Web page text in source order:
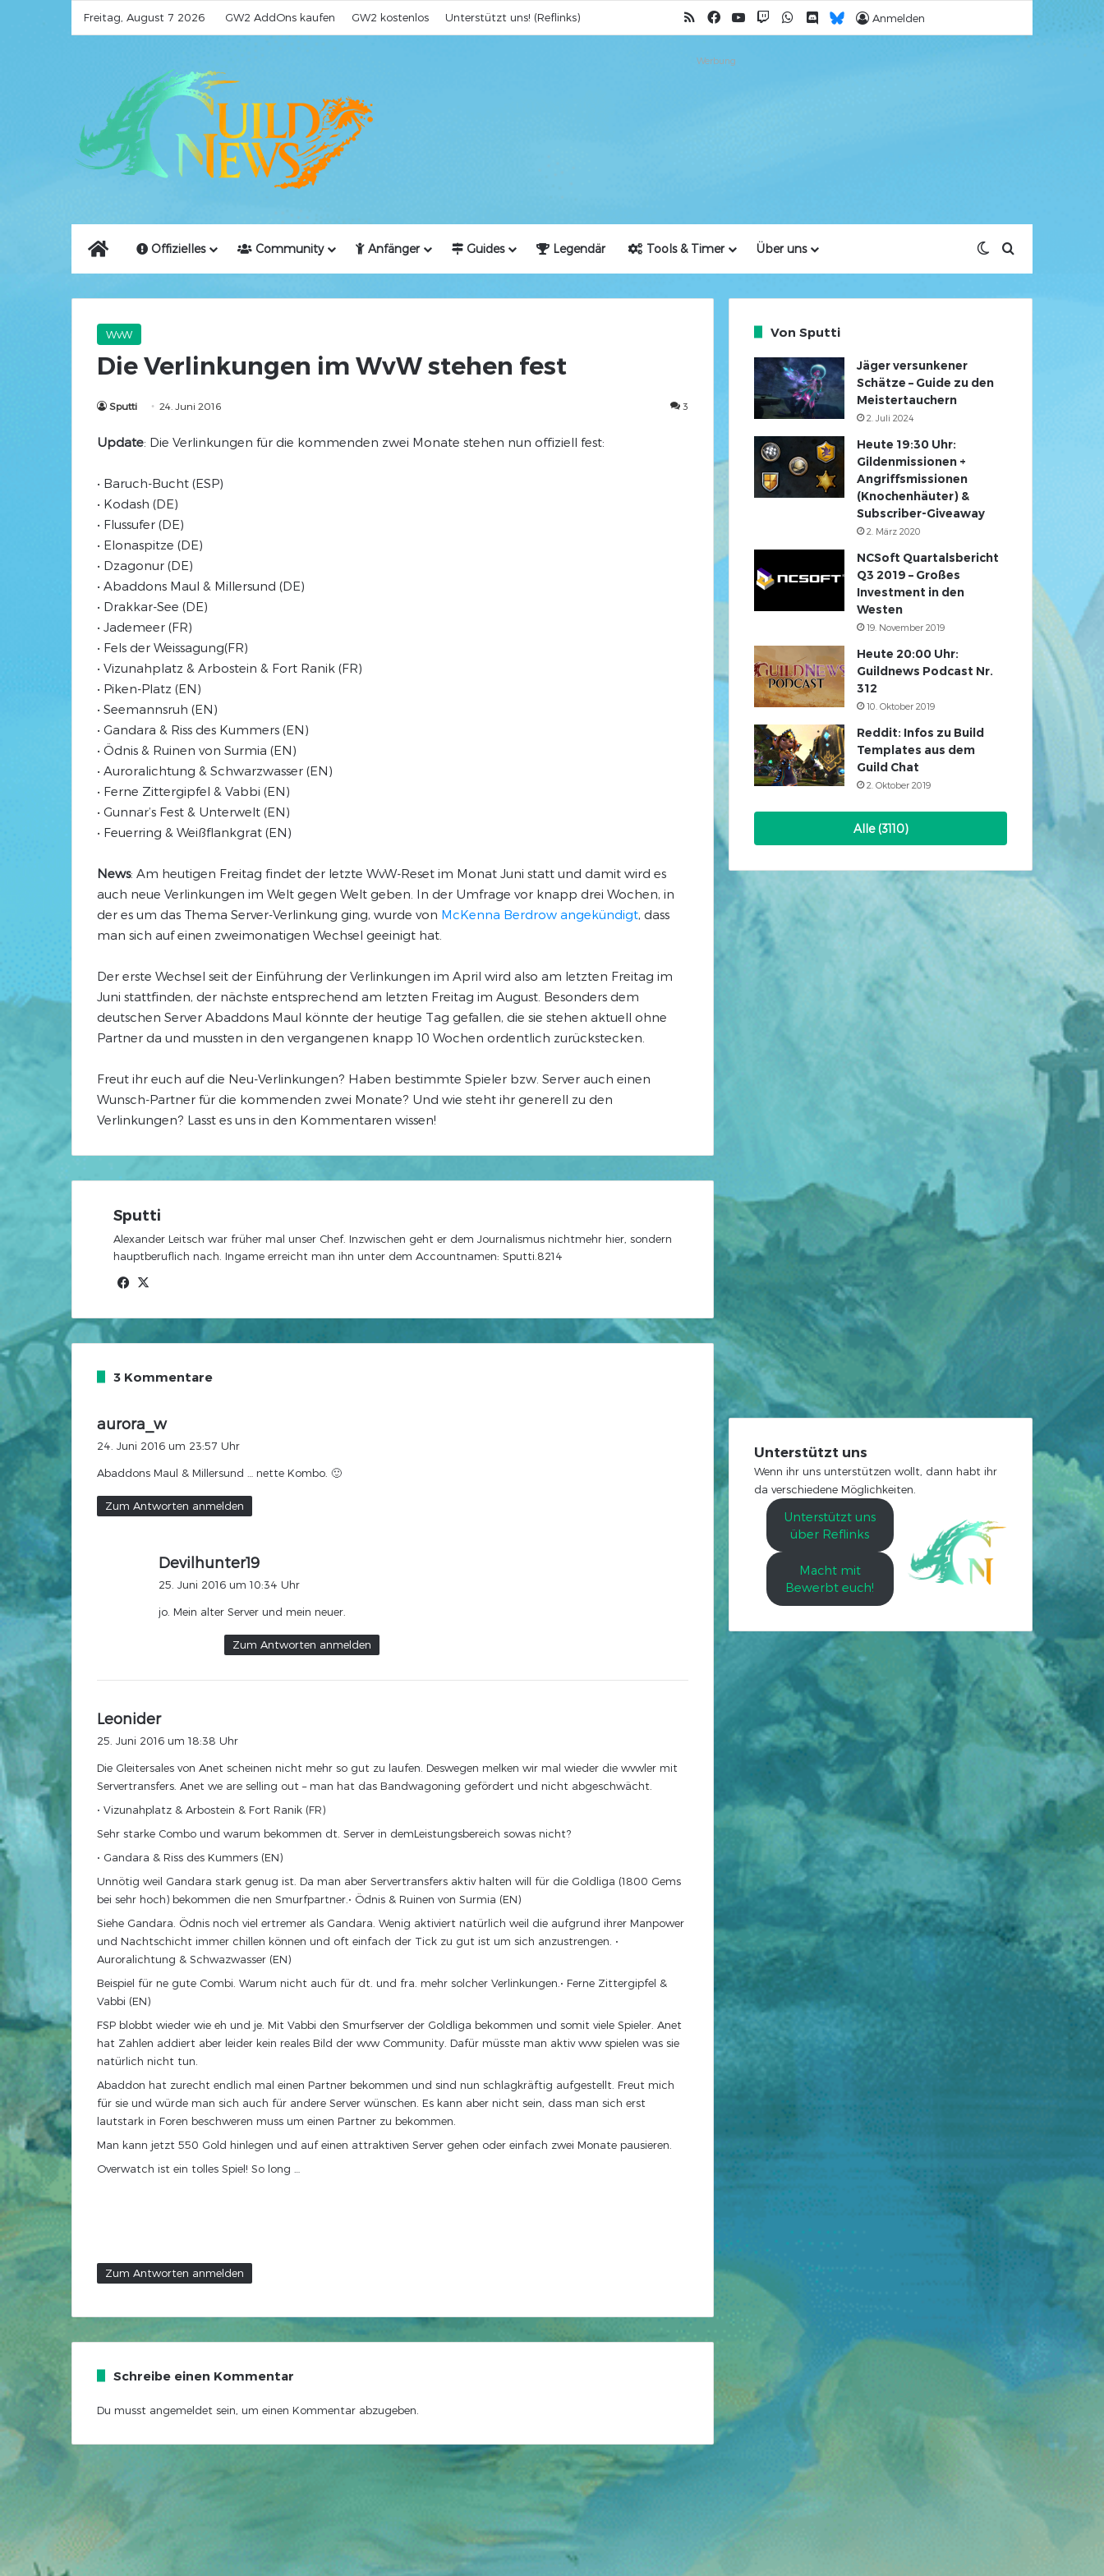
Freitag, August 7 2026 GW2 AddOns kaufen GW2 kostenlos Unterstützt uns! (Reflinks) RSSFacebook
YouTubeTwitchWhatsApp
DiscordBluesky
Anmelden
Werbung
Home Offizielles Community Anfänger Guides Legendär Tools & Timer Über uns Skin umschalten
WvW
Die Verlinkungen im WvW stehen fest
Sputti 24. Juni 2016 3
Update: Die Verlinkungen für die kommenden zwei Monate stehen nun offiziell fest:
• Baruch-Bucht (ESP)
• Kodash (DE)
• Flussufer (DE)
• Elonaspitze (DE)
• Dzagonur (DE)
• Abaddons Maul & Millersund (DE)
• Drakkar-See (DE)
• Jademeer (FR)
• Fels der Weissagung(FR)
• Vizunahplatz & Arbostein & Fort Ranik (FR)
• Piken-Platz (EN)
• Seemannsruh (EN)
• Gandara & Riss des Kummers (EN)
• Ödnis & Ruinen von Surmia (EN)
• Auroralichtung & Schwarzwasser (EN)
• Ferne Zittergipfel & Vabbi (EN)
• Gunnar’s Fest & Unterwelt (EN)
• Feuerring & Weißflankgrat (EN)
News: Am heutigen Freitag findet der letzte WvW-Reset im Monat Juni statt und damit wird es
auch neue Verlinkungen im Welt gegen Welt geben. In der Umfrage vor knapp drei Wochen, in
der es um das Thema Server-Verlinkung ging, wurde von McKenna Berdrow angekündigt, dass
man sich auf einen zweimonatigen Wechsel geeinigt hat.
Der erste Wechsel seit der Einführung der Verlinkungen im April wird also am letzten Freitag im
Juni stattfinden, der nächste entsprechend am letzten Freitag im August. Besonders dem
deutschen Server Abaddons Maul könnte der heutige Tag gefallen, die sie stehen aktuell ohne
Partner da und mussten in den vergangenen knapp 10 Wochen ordentlich zurückstecken.
Freut ihr euch auf die Neu-Verlinkungen? Haben bestimmte Spieler bzw. Server auch einen
Wunsch-Partner für die kommenden zwei Monate? Und wie steht ihr generell zu den
Verlinkungen? Lasst es uns in den Kommentaren wissen!
Sputti
Alexander Leitsch war früher mal unser Chef. Inzwischen geht er dem Journalismus nichtmehr hier, sondern
hauptberuflich nach. Ingame erreicht man ihn unter dem Accountnamen: Sputti.8214
Facebook
3 Kommentare
aurora_ws
t
:
24. Juni 2016 um 23:57 Uhr
Abaddons Maul & Millersund … nette Kombo. 🙂
Zum Antworten anmelden
Devilhunter19
t
:
25. Juni 2016 um 10:34 Uhr
jo. Mein alter Server und mein neuer.
Zum Antworten anmelden
Leoniders
t
:
25. Juni 2016 um 18:38 Uhr
Die Gleitersales von Anet scheinen nicht mehr so gut zu laufen. Deswegen melken wir mal wieder die wvwler mit
Servertransfers. Anet we are selling out – man hat das Bandwagoning gefördert und nicht abgeschwächt.
• Vizunahplatz & Arbostein & Fort Ranik (FR)
Sehr starke Combo und warum bekommen dt. Server in demLeistungsbereich sowas nicht?
• Gandara & Riss des Kummers (EN)
Unnötig weil Gandara stark genug ist. Da man aber Servertransfers aktiv halten will für die Goldliga (1800 Gems
bei sehr hoch) bekommen die nen Smurfpartner.• Ödnis & Ruinen von Surmia (EN)
Siehe Gandara. Ödnis noch viel ertremer als Gandara. Wenig aktiviert natürlich weil die aufgrund ihrer Manpower
und Nachtschicht immer chillen können und oft einfach der Tick zu gut ist um sich anzustrengen. •
Auroralichtung & Schwazwasser (EN)
Beispiel für ne gute Combi. Warum nicht auch für dt. und fra. mehr solcher Verlinkungen.• Ferne Zittergipfel &
Vabbi (EN)
FSP blobbt wieder wie eh und je. Mit Vabbi den Smurfserver der Goldliga bekommen und somit viele Spieler. Anet
hat Zahlen addiert aber leider kein reales Bild der wvw Community. Dafür müsste man aktiv wvw spielen was sie
natürlich nicht tun.
Abaddon hat zurecht endlich mal einen Partner bekommen und sind nun schlagkräftig aufgestellt. Freut mich
für sie und würde man sich auch für andere Server wünschen. Es kann aber nicht sein, dass man sich erst
lautstark in Foren beschweren muss um einen Partner zu bekommen.
Man kann jetzt 550 Gold hinlegen und auf einen attraktiven Server gehen oder einfach zwei Monate pausieren.
Overwatch ist ein tolles Spiel! So long …
Zum Antworten anmelden
Schreibe einen Kommentar
Du musst angemeldet sein, um einen Kommentar abzugeben.
Von Sputti
Jäger versunkener
Schätze – Guide zu den
Meistertauchern
2. Juli 2024
Heute 19:30 Uhr:
Gildenmissionen +
Angriffsmissionen
(Knochenhäuter) &
Subscriber-Giveaway
2. März 2020
NCSoft Quartalsbericht
Q3 2019 – Großes
Investment in den
Westen
19. November 2019
Heute 20:00 Uhr:
Guildnews Podcast Nr.
312
10. Oktober 2019
Reddit: Infos zu Build
Templates aus dem
Guild Chat
2. Oktober 2019
Alle (3110)
Unterstützt uns
Wenn ihr uns unterstützen wollt, dann habt ihr
da verschiedene Möglichkeiten.
Unterstützt uns
über Reflinks
Macht mit
Bewerbt euch!